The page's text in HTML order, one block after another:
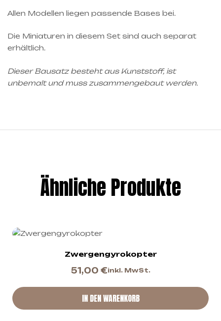
Allen Modellen liegen passende Bases bei.
Die Miniaturen in diesem Set sind auch separat
erhältlich.
Dieser Bausatz besteht aus Kunststoff, ist
unbemalt und muss zusammengebaut werden.
Ähnliche Produkte
Zwergengyrokopter
51,00 €inkl. MwSt.
IN DEN WARENKORB